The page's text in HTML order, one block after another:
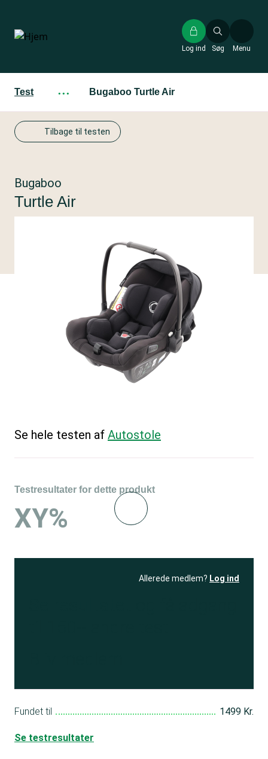
hovedindhold
Søg
Log ind Menu
Test ··· Bugaboo Turtle Air
Tilbage til testen
Bugaboo
Turtle Air
Se hele testen af Autostole
Testresultater for dette produkt
XY%
Allerede medlem? Log ind
Fundet til 1499 Kr.
Se testresultater